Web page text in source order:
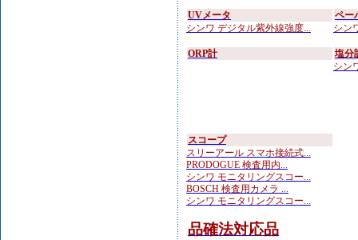
UVメータ
シンワ デジタル紫外線強度...
ペー
シン
ORP計
塩分
シン
スコープ
スリーアール スマホ接続式...
PRODOGUE 検査用内...
シンワ モニタリングスコー...
BOSCH 検査用カメラ ...
シンワ モニタリングスコー...
品確法対応品